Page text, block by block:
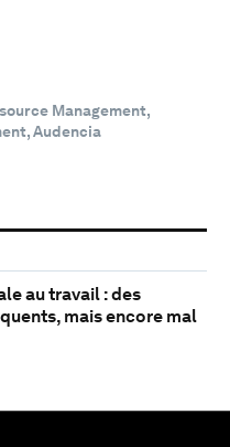
Management,
Audencia
au travail : des
mais encore mal